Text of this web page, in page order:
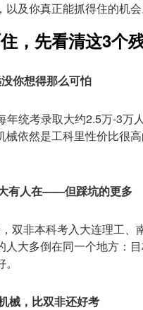
及你真正能抓得住的机
，先看清这3个
你想得那么可怕
年统考录取大约2.5万-3
依然是工科里性价比很
有人在——但踩坑的更多
双非本科考入大连理工
大多倒在同一个地方：
械，比双非还好考